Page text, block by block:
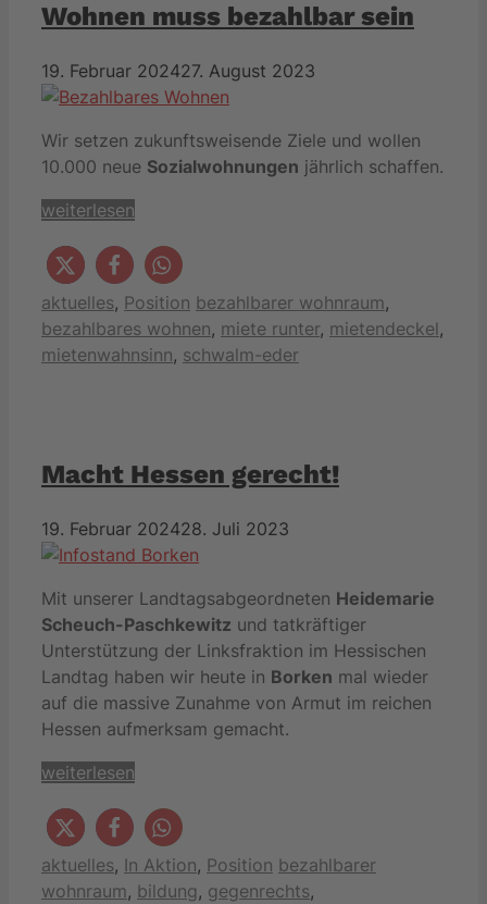
Wohnen muss bezahlbar sein
19. Februar 202427. August 2023
Wir setzen zukunftsweisende Ziele und wollen
10.000 neue Sozialwohnungen jährlich schaffen.
weiterlesen
Kategorien
aktuelles, Position Schlagwörter
bezahlbarer wohnraum,
bezahlbares wohnen, miete runter, mietendeckel,
mietenwahnsinn, schwalm-eder
Macht Hessen gerecht!
19. Februar 202428. Juli 2023
Mit unserer Landtagsabgeordneten Heidemarie
Scheuch-Paschkewitz und tatkräftiger
Unterstützung der Linksfraktion im Hessischen
Landtag haben wir heute in Borken mal wieder
auf die massive Zunahme von Armut im reichen
Hessen aufmerksam gemacht.
weiterlesen
Kategorien
aktuelles, In Aktion, Position Schlagwörter
bezahlbarer
wohnraum, bildung, gegenrechts,